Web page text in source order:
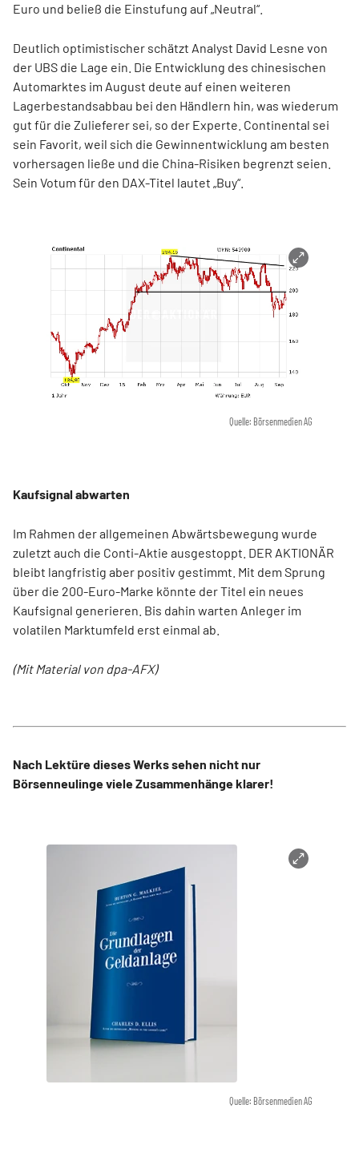
Euro und beließ die Einstufung auf „Neutral“.
Deutlich optimistischer schätzt Analyst David Lesne von
der UBS die Lage ein. Die Entwicklung des chinesischen
Automarktes im August deute auf einen weiteren
Lagerbestandsabbau bei den Händlern hin, was wiederum
gut für die Zulieferer sei, so der Experte. Continental sei
sein Favorit, weil sich die Gewinnentwicklung am besten
vorhersagen ließe und die China-Risiken begrenzt seien.
Sein Votum für den DAX-Titel lautet „Buy“.
Quelle: Börsenmedien AG
Kaufsignal abwarten
Im Rahmen der allgemeinen Abwärtsbewegung wurde
zuletzt auch die Conti-Aktie ausgestoppt. DER AKTIONÄR
bleibt langfristig aber positiv gestimmt. Mit dem Sprung
über die 200-Euro-Marke könnte der Titel ein neues
Kaufsignal generieren. Bis dahin warten Anleger im
volatilen Marktumfeld erst einmal ab.
(Mit Material von dpa-AFX)
Nach Lektüre dieses Werks sehen nicht nur
Börsenneulinge viele Zusammenhänge klarer!
Quelle: Börsenmedien AG